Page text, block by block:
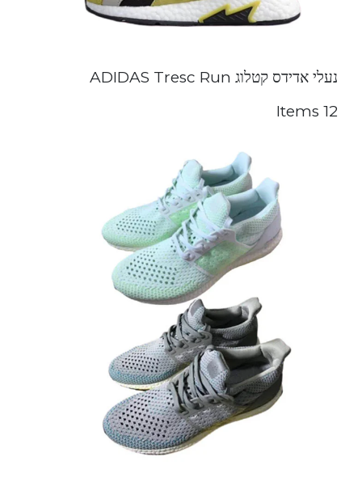
נעלי אדידס קטלוג ADIDAS Tresc Run
12 Items